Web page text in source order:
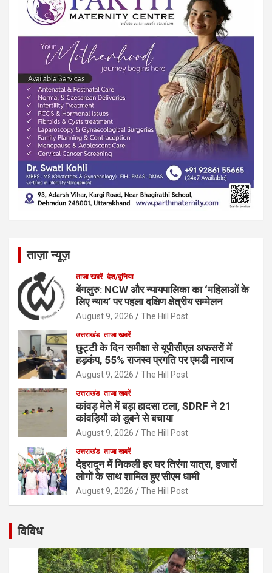
ताज़ा न्यूज़
ताजा खबरें देश/दुनिया
बेंगलुरु: NCW और न्यायपालिका का ‘महिलाओं के
लिए न्याय’ पर पहला दक्षिण क्षेत्रीय सम्मेलन
August 9, 2026 The Hill Post
उत्तराखंड ताजा खबरें
छुट्टी के दिन समीक्षा से यूपीसीएल अफसरों में
हड़कंप, 55% राजस्व प्रगति पर एमडी नाराज
August 9, 2026 The Hill Post
उत्तराखंड ताजा खबरें
कांवड़ मेले में बड़ा हादसा टला, SDRF ने 21
कांवड़ियों को डूबने से बचाया
August 9, 2026 The Hill Post
उत्तराखंड ताजा खबरें
देहरादून में निकली हर घर तिरंगा यात्रा, हजारों
लोगों के साथ शामिल हुए सीएम धामी
August 9, 2026 The Hill Post
विविध